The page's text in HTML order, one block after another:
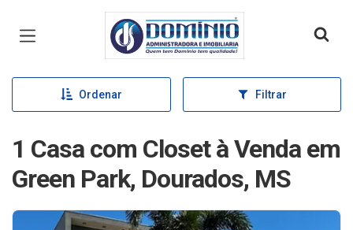
Página inicial
Ordenar Filtrar
1 Casa com Closet à Venda em
Green Park, Dourados, MS